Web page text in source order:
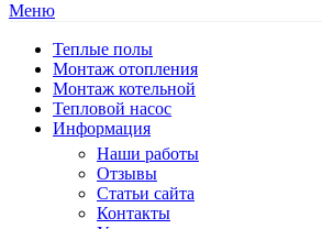
Меню
Теплые полы
Монтаж отопления
Монтаж котельной
Тепловой насос
Информация
Наши работы
Отзывы
Статьи сайта
Контакты